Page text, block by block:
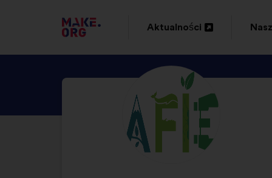
IDŹ
DO
STRONY
GŁÓWNEJ
MAKE.ORG
Aktualności
ODKRYJ
PROFIL
AFIE
ASSOCIATION
Życiorys: